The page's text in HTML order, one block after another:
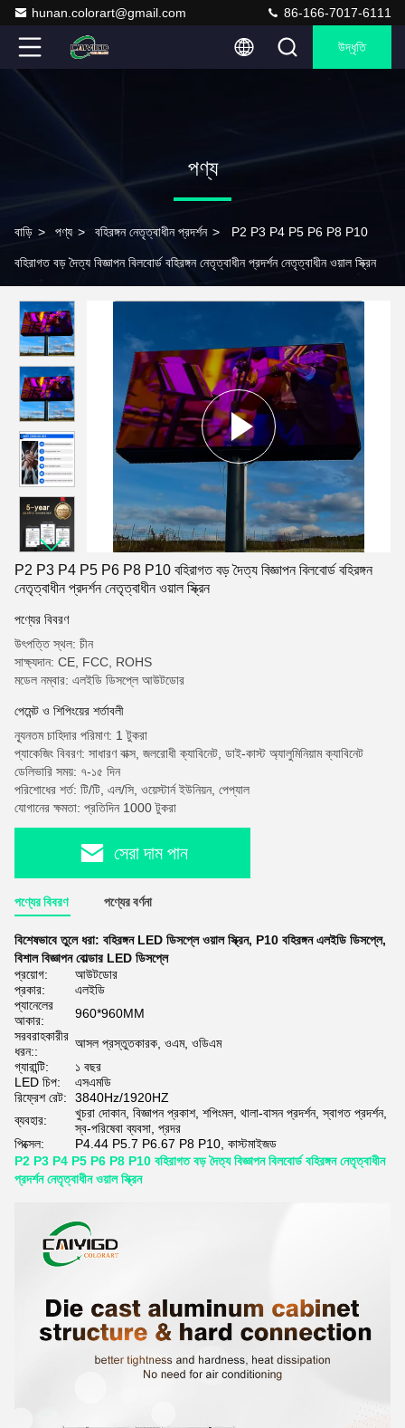
hunan.colorart@gmail.com 86-166-7017-6111
উদ্ধৃতি
পণ্য
বাড়ি > পণ্য > বহিরঙ্গন নেতৃত্বাধীন প্রদর্শন > P2 P3 P4 P5 P6 P8 P10
বহিরাগত বড় দৈত্য বিজ্ঞাপন বিলবোর্ড বহিরঙ্গন নেতৃত্বাধীন প্রদর্শন নেতৃত্বাধীন ওয়াল স্ক্রিন
P2 P3 P4 P5 P6 P8 P10 বহিরাগত বড় দৈত্য বিজ্ঞাপন বিলবোর্ড বহিরঙ্গন
নেতৃত্বাধীন প্রদর্শন নেতৃত্বাধীন ওয়াল স্ক্রিন
পণ্যের বিবরণ
উৎপত্তি স্থল: চীন
সাক্ষ্যদান: CE, FCC, ROHS
মডেল নম্বার: এলইডি ডিসপ্লে আউটডোর
পেমেন্ট ও শিপিংয়ের শর্তাবলী
ন্যূনতম চাহিদার পরিমাণ: 1 টুকরা
প্যাকেজিং বিবরণ: সাধারণ বাক্স, জলরোধী ক্যাবিনেট, ডাই-কাস্ট অ্যালুমিনিয়াম ক্যাবিনেট
ডেলিভারি সময়: ৭-১৫ দিন
পরিশোধের শর্ত: টি/টি, এল/সি, ওয়েস্টার্ন ইউনিয়ন, পেপ্যাল
যোগানের ক্ষমতা: প্রতিদিন 1000 টুকরা
সেরা দাম পান
পণ্যের বিবরণ পণ্যের বর্ণনা
বিশেষভাবে তুলে ধরা: বহিরঙ্গন LED ডিসপ্লে ওয়াল স্ক্রিন, P10 বহিরঙ্গন এলইডি ডিসপ্লে,
বিশাল বিজ্ঞাপন বোল্ডার LED ডিসপ্লে
প্রয়োগ:
আউটডোর
প্রকার:
এলইডি
প্যানেলের
আকার:
960*960MM
সরবরাহকারীর
ধরন::
আসল প্রস্তুতকারক, ওএম, ওডিএম
গ্যারান্টি:
১ বছর
LED চিপ:
এসএমডি
রিফ্রেশ রেট:
3840Hz/1920HZ
ব্যবহার:
খুচরা দোকান, বিজ্ঞাপন প্রকাশ, শপিংমল, থালা-বাসন প্রদর্শন, স্বাগত প্রদর্শন,
স্ব-পরিষেবা ব্যবসা, প্রদর
পিক্সেল:
P4.44 P5.7 P6.67 P8 P10, কাস্টমাইজড
P2 P3 P4 P5 P6 P8 P10 বহিরাগত বড় দৈত্য বিজ্ঞাপন বিলবোর্ড বহিরঙ্গন নেতৃত্বাধীন
প্রদর্শন নেতৃত্বাধীন ওয়াল স্ক্রিন